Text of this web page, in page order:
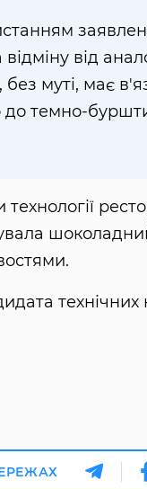
від
муті, має
до темно-